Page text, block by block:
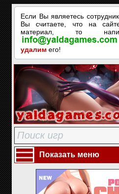
Если Вы являетесь
Вы считаете, что на
материал, то
удалим его!
Показать меню